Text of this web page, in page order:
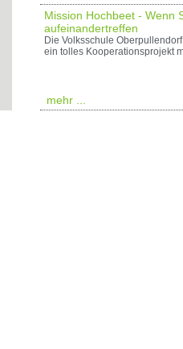
Mission Hochbeet - Wenn
aufeinandertreffen
Die Volksschule
ein tolles Kooperationsprojekt
mehr ...